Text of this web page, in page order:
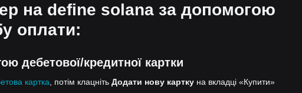
на define solana за допомогою
оплати:
дебетової/кредитної картки
картка , потім клацніть Додати нову картку на вкладці «Купити»